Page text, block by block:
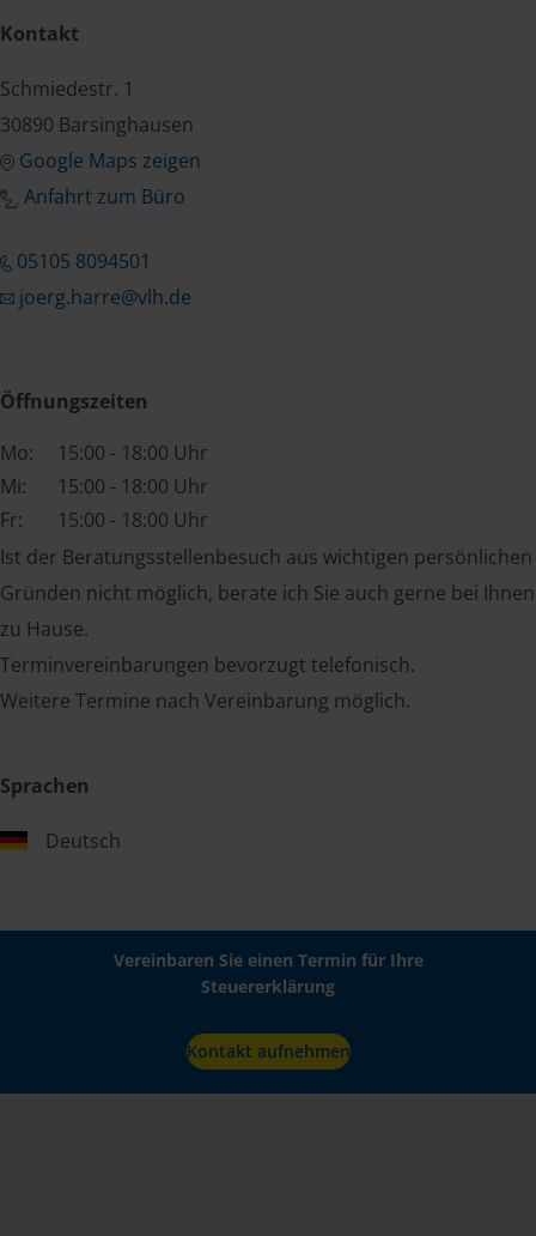
Kontakt
Schmiedestr. 1
30890 Barsinghausen
Google Maps zeigen
Anfahrt zum Büro
05105 8094501
joerg.harre@vlh.de
Öffnungszeiten
Mo:
15:00 - 18:00 Uhr
Mi:
15:00 - 18:00 Uhr
Fr:
15:00 - 18:00 Uhr
Ist der Beratungsstellenbesuch aus wichtigen persönlichen
Gründen nicht möglich, berate ich Sie auch gerne bei Ihnen
zu Hause.
Terminvereinbarungen bevorzugt telefonisch.
Weitere Termine nach Vereinbarung möglich.
Sprachen
Deutsch
Vereinbaren Sie einen Termin für Ihre
Steuererklärung
Kontakt aufnehmen